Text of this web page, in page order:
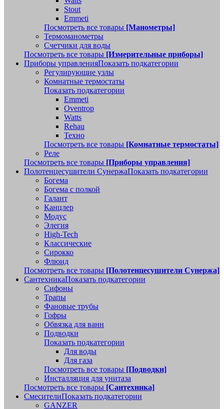
Stout
Emmeti
Посмотреть все товары [Манометры]
Термоманометры
Счетчики для воды
Посмотреть все товары [Измерительные приборы]
Приборы управленияПоказать подкатегории
Регулирующие узлы
Комнатные термостаты
Показать подкатегории
Emmeti
Oventrop
Watts
Rehau
Техно
Посмотреть все товары [Комнатные термостаты]
Реле
Посмотреть все товары [Приборы управления]
Полотенцесушители СунержаПоказать подкатегории
Богема
Богема с полкой
Галант
Канцлер
Модус
Элегия
High-Tech
Классические
Сирокко
Флюид
Посмотреть все товары [Полотенцесушители Сунержа]
СантехникаПоказать подкатегории
Сифоны
Трапы
Фановые трубы
Гофры
Обвязка для ванн
Подводки
Показать подкатегории
Для воды
Для газа
Посмотреть все товары [Подводки]
Инсталляция для унитаза
Посмотреть все товары [Сантехника]
СмесителиПоказать подкатегории
GANZER